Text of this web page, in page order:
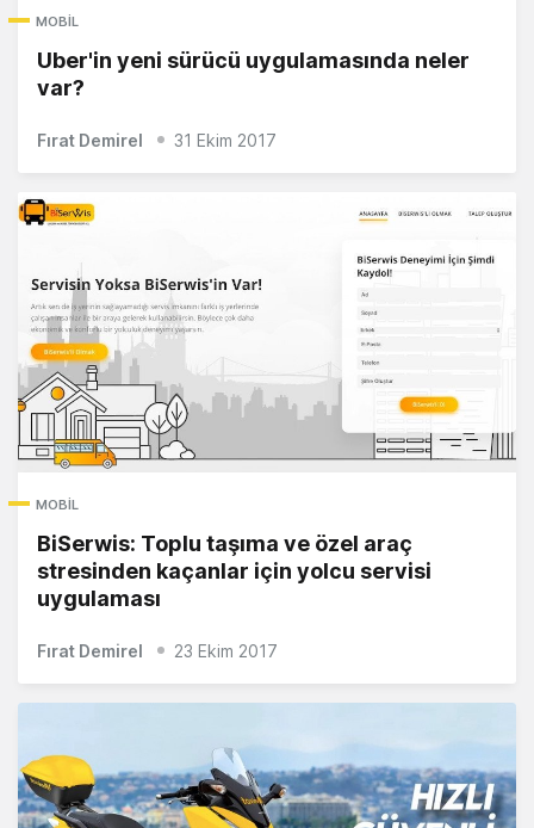
MOBIL
Uber'in yeni sürücü uygulamasında neler
var?
Fırat Demirel 31 Ekim 2017
MOBIL
BiSerwis: Toplu taşıma ve özel araç
stresinden kaçanlar için yolcu servisi
uygulaması
Fırat Demirel 23 Ekim 2017